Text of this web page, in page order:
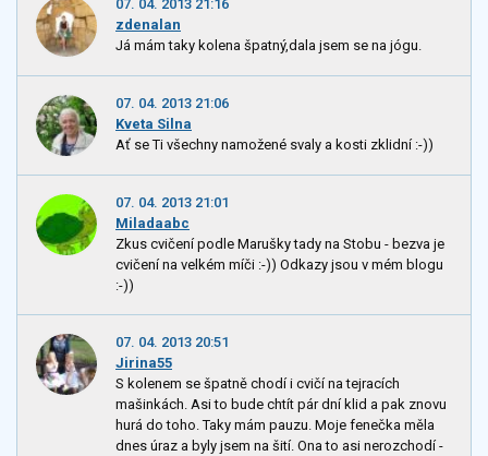
07. 04. 2013 21:16
zdenalan
Já mám taky kolena špatný,dala jsem se na jógu.
07. 04. 2013 21:06
Kveta Silna
Ať se Ti všechny namožené svaly a kosti zklidní :-))
07. 04. 2013 21:01
Miladaabc
Zkus cvičení podle Marušky tady na Stobu - bezva je
cvičení na velkém míči :-)) Odkazy jsou v mém blogu
:-))
07. 04. 2013 20:51
Jirina55
S kolenem se špatně chodí i cvičí na tejracích
mašinkách. Asi to bude chtít pár dní klid a pak znovu
hurá do toho. Taky mám pauzu. Moje fenečka měla
dnes úraz a byly jsem na šití. Ona to asi nerozchodí -